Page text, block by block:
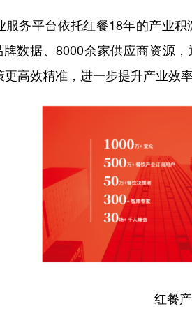
平台依托红餐18年的产业积
牌数据、8000余家供应商资源
更高效精准，进一步提升产业效
红餐产